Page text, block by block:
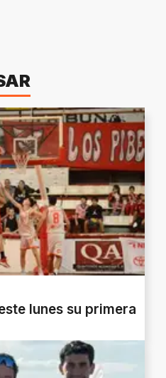
lunes su primera